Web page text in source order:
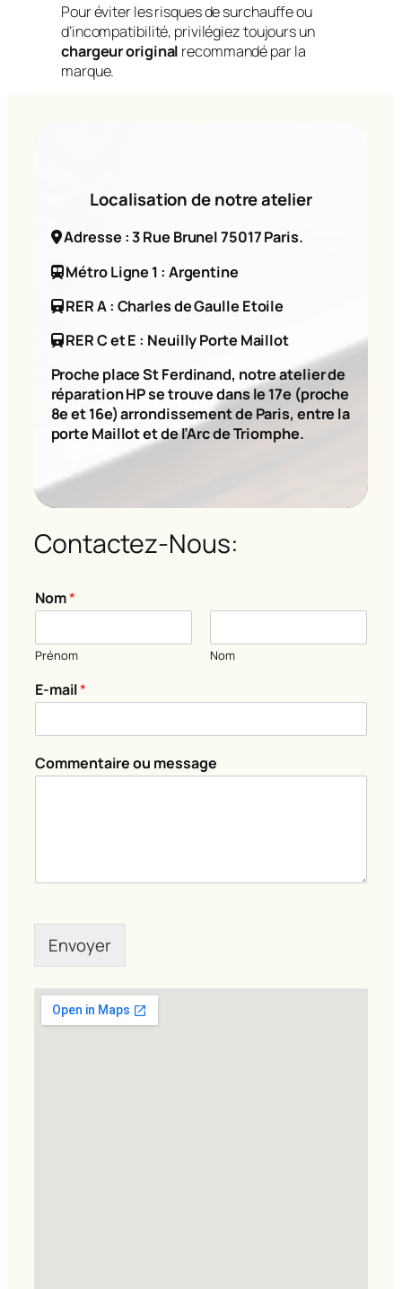
Pour éviter les risques de surchauffe ou
d’incompatibilité, privilégiez toujours un
chargeur original recommandé par la
marque.
Localisation de notre atelier
Adresse : 3 Rue Brunel 75017 Paris.
Métro Ligne 1 : Argentine
RER A : Charles de Gaulle Etoile
RER C et E : Neuilly Porte Maillot
Proche place St Ferdinand, notre atelier de
réparation HP se trouve dans le 17e (proche
8e et 16e) arrondissement de Paris, entre la
porte Maillot et de l’Arc de Triomphe.
Contactez-Nous:
o
u
o
m
u
Nom*
Prénom Nom
E-mail*
Commentaire ou message
Envoyer